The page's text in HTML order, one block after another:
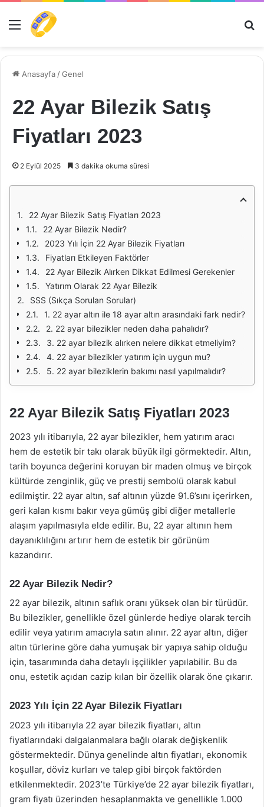
Menü
Anasayfa /Genel
22 Ayar Bilezik Satış
Fiyatları 2023
2 Eylül 2025 3 dakika okuma süresi
22 Ayar Bilezik Satış Fiyatları 2023
22 Ayar Bilezik Nedir?
2023 Yılı İçin 22 Ayar Bilezik Fiyatları
Fiyatları Etkileyen Faktörler
22 Ayar Bilezik Alırken Dikkat Edilmesi Gerekenler
Yatırım Olarak 22 Ayar Bilezik
SSS (Sıkça Sorulan Sorular)
1. 22 ayar altın ile 18 ayar altın arasındaki fark nedir?
2. 22 ayar bilezikler neden daha pahalıdır?
3. 22 ayar bilezik alırken nelere dikkat etmeliyim?
4. 22 ayar bilezikler yatırım için uygun mu?
5. 22 ayar bileziklerin bakımı nasıl yapılmalıdır?
22 Ayar Bilezik Satış Fiyatları 2023
2023 yılı itibarıyla, 22 ayar bilezikler, hem yatırım aracı
hem de estetik bir takı olarak büyük ilgi görmektedir. Altın,
tarih boyunca değerini koruyan bir maden olmuş ve birçok
kültürde zenginlik, güç ve prestij sembolü olarak kabul
edilmiştir. 22 ayar altın, saf altının yüzde 91.6’sını içerirken,
geri kalan kısmı bakır veya gümüş gibi diğer metallerle
alaşım yapılmasıyla elde edilir. Bu, 22 ayar altının hem
dayanıklılığını artırır hem de estetik bir görünüm
kazandırır.
22 Ayar Bilezik Nedir?
22 ayar bilezik, altının saflık oranı yüksek olan bir türüdür.
Bu bilezikler, genellikle özel günlerde hediye olarak tercih
edilir veya yatırım amacıyla satın alınır. 22 ayar altın, diğer
altın türlerine göre daha yumuşak bir yapıya sahip olduğu
için, tasarımında daha detaylı işçilikler yapılabilir. Bu da
onu, estetik açıdan cazip kılan bir özellik olarak öne çıkarır.
2023 Yılı İçin 22 Ayar Bilezik Fiyatları
2023 yılı itibarıyla 22 ayar bilezik fiyatları, altın
fiyatlarındaki dalgalanmalara bağlı olarak değişkenlik
göstermektedir. Dünya genelinde altın fiyatları, ekonomik
koşullar, döviz kurları ve talep gibi birçok faktörden
etkilenmektedir. 2023’te Türkiye’de 22 ayar bilezik fiyatları,
gram fiyatı üzerinden hesaplanmakta ve genellikle 1.000